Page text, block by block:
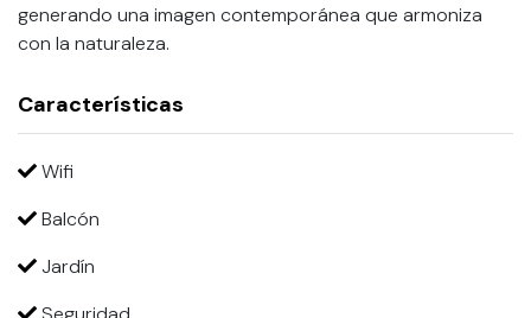
generando una imagen contemporánea que armoniza
con la naturaleza.
Características
Wifi
Balcón
Jardín